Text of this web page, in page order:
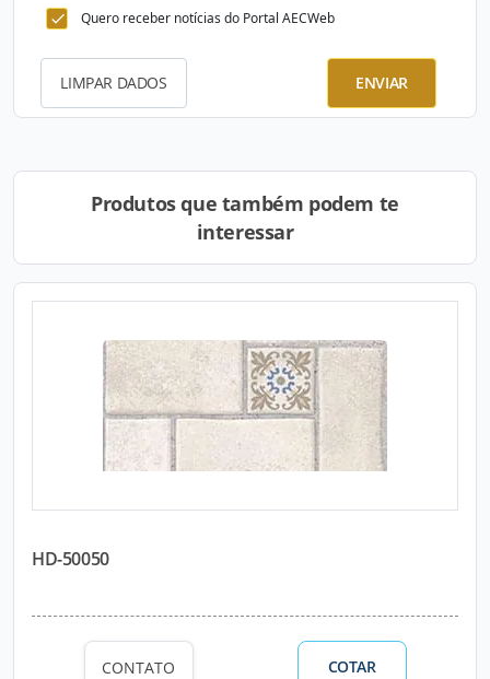
Quero receber notícias do Portal AECWeb
LIMPAR DADOS ENVIAR
Produtos que também podem te
interessar
HD-50050
CONTATO COTAR